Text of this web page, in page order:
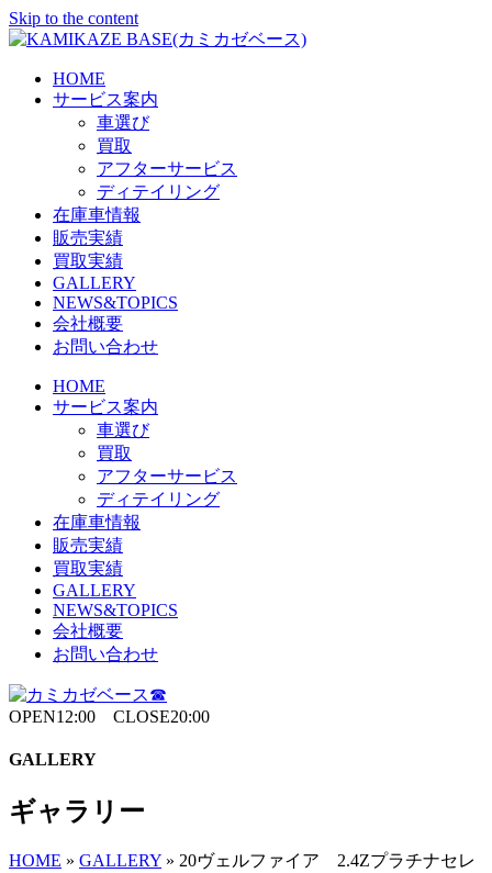
Skip to the content
HOME
サービス案内
車選び
買取
アフターサービス
ディテイリング
在庫車情報
販売実績
買取実績
GALLERY
NEWS&TOPICS
会社概要
お問い合わせ
HOME
サービス案内
車選び
買取
アフターサービス
ディテイリング
在庫車情報
販売実績
買取実績
GALLERY
NEWS&TOPICS
会社概要
お問い合わせ
OPEN12:00 CLOSE20:00
GALLERY
ギャラリー
HOME » GALLERY » 20ヴェルファイア 2.4Zプラチナセレ